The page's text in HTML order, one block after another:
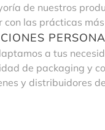
de nuestros
con las prácticas
a tus
de packaging y
y distribuidores